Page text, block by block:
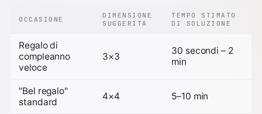
OCCASIONE
DIMENSIONE
SUGGERITA
TEMPO STIMATO
DI SOLUZIONE
Regalo di
compleanno
veloce
3×3
30 secondi – 2
min
"Bel regalo"
standard
4×4 5–10 min